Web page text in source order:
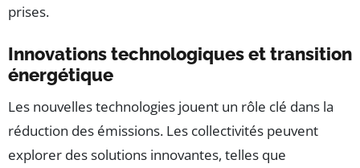
prises.
Innovations technologiques et transition
énergétique
Les nouvelles technologies jouent un rôle clé dans la
réduction des émissions. Les collectivités peuvent
explorer des solutions innovantes, telles que